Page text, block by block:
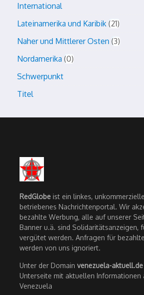
International
Lateinamerika und Karibik 21
Naher und Mittlerer Osten 3
Nordamerika 0
Schwerpunkt
Titel
RedGlobe ist ein linkes,
betriebenes Nachrichtenportal. Wir
bezahlte Werbung, alle auf unserer
Banner u.ä. sind Solidaritätsanzeigen,
vergütet werden. Anfragen für
werden von uns ignoriert.
Unter der Domain venezuela-aktuell.de
Unterseite mit aktuellen Informationen
Venezuela